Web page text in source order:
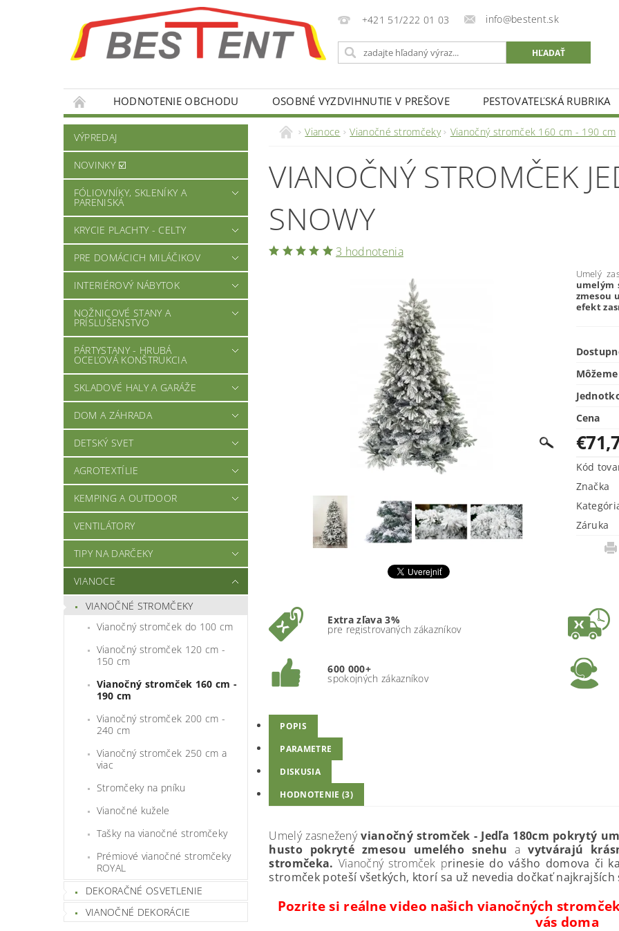
+421 51/222 01 03 info@bestent.sk
HODNOTENIE OBCHODU OSOBNÉ VYZDVIHNUTIE V PREŠOVE PESTOVATEĽSKÁ RUBRIKA
VÝPREDAJ
NOVINKY ☑️
FÓLIOVNÍKY, SKLENÍKY A
PARENISKÁ
KRYCIE PLACHTY - CELTY
PRE DOMÁCICH MILÁČIKOV
INTERIÉROVÝ NÁBYTOK
NOŽNICOVÉ STANY A
PRÍSLUŠENSTVO
PÁRTYSTANY - HRUBÁ
OCEĽOVÁ KONŠTRUKCIA
SKLADOVÉ HALY A GARÁŽE
DOM A ZÁHRADA
DETSKÝ SVET
AGROTEXTÍLIE
KEMPING A OUTDOOR
VENTILÁTORY
TIPY NA DARČEKY
VIANOCE
VIANOČNÉ STROMČEKY
Vianočný stromček do 100 cm
Vianočný stromček 120 cm -
150 cm
Vianočný stromček 160 cm -
190 cm
Vianočný stromček 200 cm -
240 cm
Vianočný stromček 250 cm a
viac
Stromčeky na pníku
Vianočné kužele
Tašky na vianočné stromčeky
Prémiové vianočné stromčeky
ROYAL
DEKORAČNÉ OSVETLENIE
VIANOČNÉ DEKORÁCIE
Vianoce Vianočné stromčeky Vianočný stromček 160 cm - 190 cm
VIANOČNÝ STROMČEK
SNOWY
3 hodnotenia
Umelý
umelým
zmesou
efekt
Cena
Kód
Značka
Záruka
Extra zľava 3%
pre registrovaných zákazníkov
600 000+
spokojných zákazníkov
POPIS
PARAMETRE
DISKUSIA
HODNOTENIE (3)
Umelý zasneženývianočný stromček - Jedľa 180cm pokrytý
husto pokryté zmesou umelého snehua vytvárajú
stromčeka. Vianočný stromček prinesie do vášho domova či
stromček poteší všetkých, ktorí sa už nevedia dočkať najkrajších
Pozrite si reálne video našich vianočných
vás doma